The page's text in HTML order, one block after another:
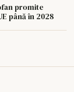
promite
până în 2028